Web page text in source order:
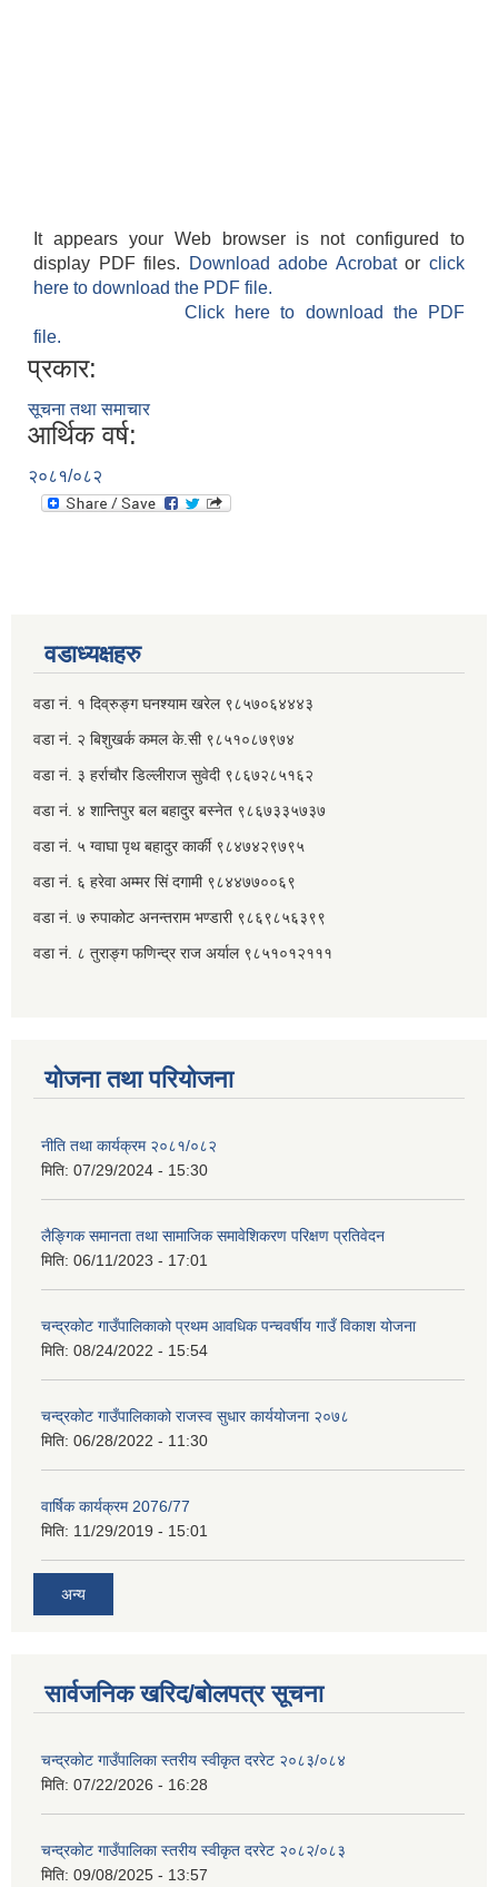
It appears your Web browser is not configured to
display PDF files.
Download adobe Acrobatorclick
here to download the PDF file.
Click here to download the PDF
file.
प्रकार:
सूचना तथा समाचार
आर्थिक वर्ष:
२०८१/०८२
वडाध्यक्षहरु
वडा नं. १ दिव्रुङ्ग घनश्याम खरेल ९८५७०६४४४३
वडा नं. २ ‌‍बिशुखर्क कमल के.सी ९८५१०८७९७४
वडा नं. ३ हर्राचौर डिल्लीराज सुवेदी ९८६७२८५१६२
वडा नं. ४ शान्तिपुर बल बहादुर बस्नेत​ ९८६७३३५७३७
वडा नं. ५ ग्वाघा पृथ बहादुर कार्की ९८४७४२९७९५
वडा नं. ६ हरेवा अम्मर सिं दगामी​ ९८४४७७००६९
वडा नं. ७ ‌‍रुपाकोट अनन्तराम भण्डारी ९८६९८५६३९९
वडा नं. ८ तुराङ्ग फणिन्द्र राज अर्याल ९८५१०१२१११
योजना तथा परियोजना
नीति तथा कार्यक्रम २०८१/०८२
मिति: 07/29/2024 - 15:30
लैङ्गिक समानता तथा सामाजिक समावेशिकरण परिक्षण प्रतिवेदन
मिति: 06/11/2023 - 17:01
चन्द्रकोट गाउँपालिकाको प्रथम आवधिक पन्चवर्षीय गाउँ विकाश योजना
मिति: 08/24/2022 - 15:54
चन्द्रकोट गाउँपालिकाको राजस्व सुधार कार्ययोजना २०७८
मिति: 06/28/2022 - 11:30
वार्षिक कार्यक्रम 2076/77
मिति: 11/29/2019 - 15:01
अन्य
सार्वजनिक खरिद/बोलपत्र सूचना
चन्द्रकोट गाउँपालिका स्तरीय स्वीकृत दररेट २०८३/०८४
मिति: 07/22/2026 - 16:28
चन्द्रकोट गाउँपालिका स्तरीय स्वीकृत दररेट २०८२/०८३
मिति: 09/08/2025 - 13:57